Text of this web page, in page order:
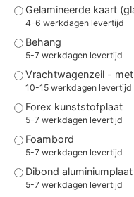
Gelamineerde kaart
4-6 werkdagen levertijd
Behang
5-7 werkdagen levertijd
Vrachtwagenzeil -
10-15 werkdagen levertijd
Forex kunststofplaat
5-7 werkdagen levertijd
Foambord
5-7 werkdagen levertijd
Dibond aluminiumplaat
5-7 werkdagen levertijd